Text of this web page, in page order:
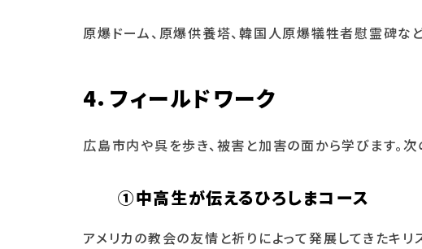
原爆ドーム、原爆供養塔、韓国人原爆犠牲者慰霊碑など
4．フィールドワーク
広島市内や呉を歩き、被害と加害の面から学びます。
①中高生が伝えるひろしまコース
アメリカの教会の友情と祈りによって発展してきたキ